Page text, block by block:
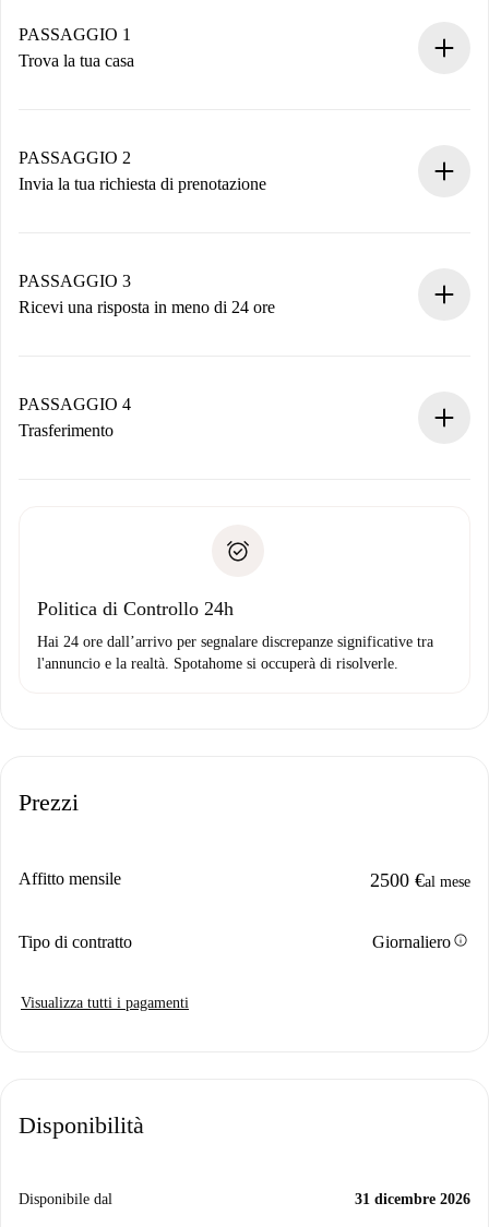
PASSAGGIO 1
Trova la tua casa
Hai tutte le informazioni necessarie in anticipo.
PASSAGGIO 2
Invia la tua richiesta di prenotazione
non accetta.
PASSAGGIO 3
Ricevi una risposta in meno di 24 ore
contatto con il proprietario.
Se rifiutata: non ti addebiteremo nulla e ti proporremo
Domiciliazione del pagamento
PASSAGGIO 4
Trasferimento
solo se non segnali problemi.
Politica di Controllo 24h
Hai 24 ore dall’arrivo per segnalare discrepanze significative tra
l'annuncio e la realtà. Spotahome si occuperà di risolverle.
Prezzi
Affitto mensile 2500 €al mese
Tipo di contratto Giornalieroinfo
Visualizza tutti i pagamenti
Disponibilità
Disponibile dal 31 dicembre 2026